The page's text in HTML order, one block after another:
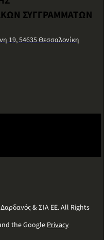
ΣΥΓΓΡΑΜΜΑΤΩΝ
19, 54635 Θεσσαλονίκη
& ΣΙΑ ΕΕ. All Rights
the GooglePrivacy